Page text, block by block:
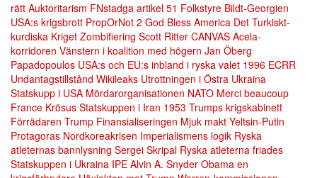
rätt Auktoritarism FNstadga artikel 51 Folkstyre Bildt-Georgien
USA:s krigsbrott PropOrNot 2 God Bless America Det Turkiskt-
kurdiska Kriget Zombifiering Scott Ritter CANVAS Acela-
korridoren Vänstern i koalition med högern Jan Öberg
Papadopoulos USA:s och EU:s inbland i ryska valet 1996 ECRR
Undantagstillstånd Wikileaks Utrottningen i Östra Ukraina
Statskupp i USA Mördarorganisationen NATO Merci beaucoup
France Krösus Statskuppen i Iran 1953 Trumps krigskabinett
Förrädaren Trump Finansialiseringen Mjuk makt Yeltsin-Putin
Protagoras Nordkoreakrisen Imperialismens logik Ryska
atleternas bannlysning Sergei Skripal Ryska atleterna friades
Statskuppen i Ukraina IPE Alvin A. Snyder Obama en